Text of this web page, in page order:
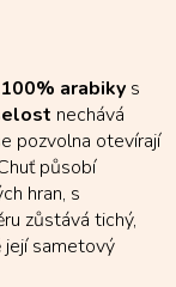
arabiky s
nechává
pozvolna otevírají
působí
hran, s
zůstává tichý,
její sametový